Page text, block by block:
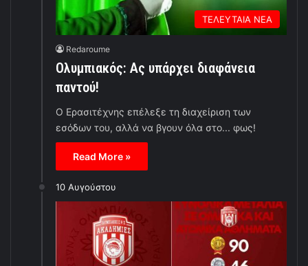
ΤΕΛΕΥΤΑΙΑ ΝΕΑ
Redaroume
Ολυμπιακός: Ας υπάρχει διαφάνεια
παντού!
Ο Ερασιτέχνης επέλεξε τη διαχείριση των
εσόδων του, αλλά να βγουν όλα στο... φως!
Read More »
10 Αυγούστου